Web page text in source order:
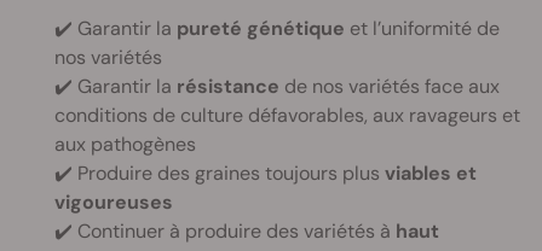
✔️ Garantir la pureté génétique et l’uniformité de
nos variétés
✔️ Garantir la résistance de nos variétés face aux
conditions de culture défavorables, aux ravageurs et
aux pathogènes
✔️ Produire des graines toujours plus viables et
vigoureuses
✔️ Continuer à produire des variétés à haut